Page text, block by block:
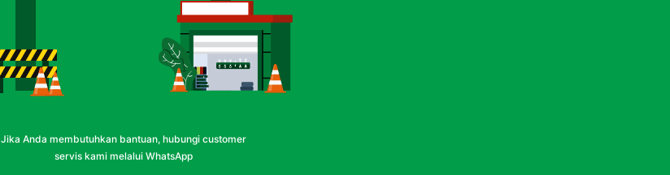
Jika Anda membutuhkan bantuan, hubungi customer
servis kami melalui WhatsApp